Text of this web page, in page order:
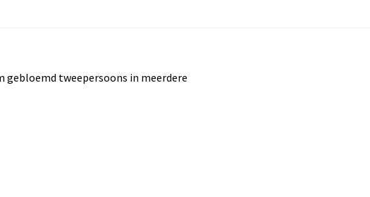
gebloemd tweepersoons in meerdere